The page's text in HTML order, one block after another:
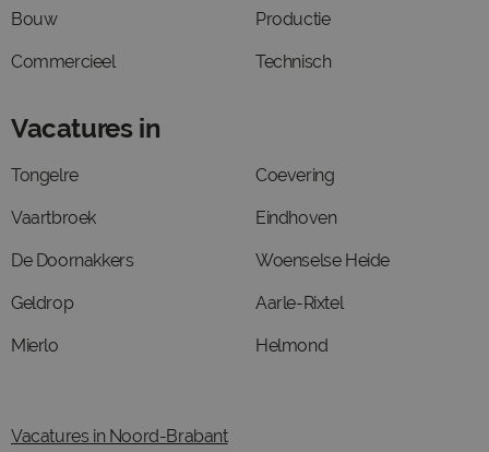
Bouw
Commercieel
Productie
Technisch
Vacatures in
Tongelre
Vaartbroek
De Doornakkers
Geldrop
Mierlo
Coevering
Eindhoven
Woenselse Heide
Aarle-Rixtel
Helmond
Vacatures in Noord-Brabant